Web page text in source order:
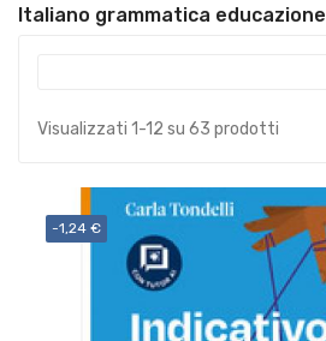
Italiano grammatica educazione
Visualizzati 1-12 su 63 prodotti
-1,24 €